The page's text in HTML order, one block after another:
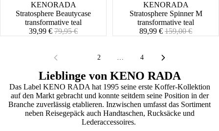
KENORADA
Stratosphere Beautycase
transformative teal
Angebotspreis
39,99 € Normaler
79,95 €
KENORADA
Stratosphere Spinner M
transformative teal
Angebotspreis
89,99 € Normaler
159,00 €
2 … 4
Lieblinge von KENO RADA
Das Label KENO RADA hat 1995 seine erste Koffer-Kollektion
auf den Markt gebracht und konnte seitdem seine Position in der
Branche zuverlässig etablieren. Inzwischen umfasst das Sortiment
neben Reisegepäck auch Handtaschen, Rucksäcke und
Lederaccessoires.